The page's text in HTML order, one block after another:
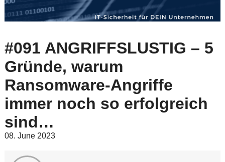
#091 ANGRIFFSLUSTIG – 5
Gründe, warum
Ransomware-Angriffe
immer noch so erfolgreich
sind…
08. June 2023